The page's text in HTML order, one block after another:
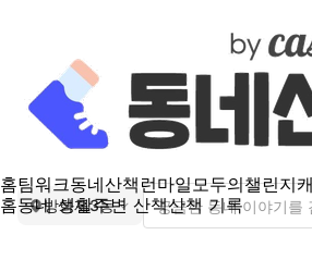
홈팀워크동네산책 런마일모두의챌린지
홈동네 생활주변 산책산책 기록
방화제3동